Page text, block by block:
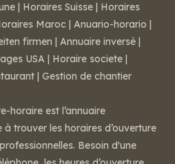
| Horaires Suisse | Horaires
Maroc | Anuario-horario |
firmen | Annuaire inversé |
USA | Horaire societe |
| Gestion de chantier
horaire est l’annuaire
trouver les horaires d’ouverture
Besoin d'une